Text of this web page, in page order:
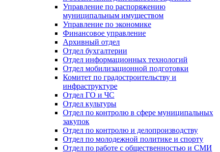
Управление по распоряжению
муниципальным имуществом
Управление по экономике
Финансовое управление
Архивный отдел
Отдел бухгалтерии
Отдел информационных технологий
Отдел мобилизационной подготовки
Комитет по градостроительству и
инфраструктуре
Отдел ГО и ЧС
Отдел культуры
Отдел по контролю в сфере муниципальных
закупок
Отдел по контролю и делопроизводству
Отдел по молодежной политике и спорту
Отдел по работе с общественностью и СМИ